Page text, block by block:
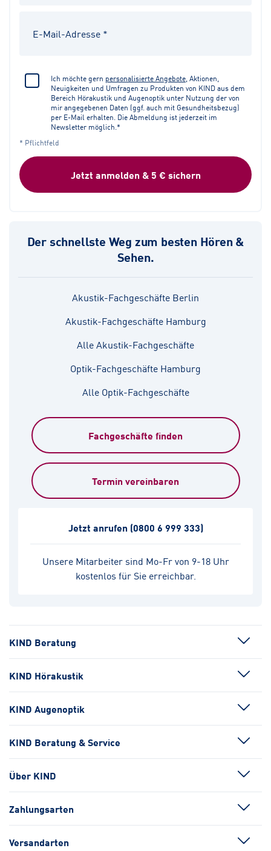
Ich möchte gern personalisierte Angebote , Aktionen,
Neuigkeiten und Umfragen zu Produkten von KIND aus dem
Bereich Hörakustik und Augenoptik unter Nutzung der von
mir angegebenen Daten (ggf. auch mit Gesundheitsbezug)
per E-Mail erhalten. Die Abmeldung ist jederzeit im
Newsletter möglich.*
* Pflichtfeld
Jetzt anmelden & 5 € sichern
Der schnellste Weg zum besten Hören &
Sehen.
Akustik-Fachgeschäfte Berlin
Akustik-Fachgeschäfte Hamburg
Alle Akustik-Fachgeschäfte
Optik-Fachgeschäfte Hamburg
Alle Optik-Fachgeschäfte
Fachgeschäfte finden
Termin vereinbaren
Unsere Mitarbeiter sind Mo-Fr von 9-18 Uhr
kostenlos für Sie erreichbar.
Jetzt anrufen (0800 6 999 333)
KIND Beratung
KIND Hörakustik
KIND Augenoptik
KIND Beratung & Service
Über KIND
Zahlungsarten
Versandarten